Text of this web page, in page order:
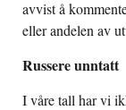
avvist å
eller andelen av
Russere unntatt
I våre tall har vi